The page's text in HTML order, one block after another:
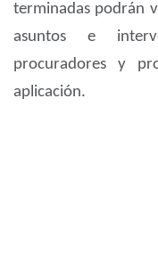
terminadas podrán
asuntos e
procuradores y
aplicación.